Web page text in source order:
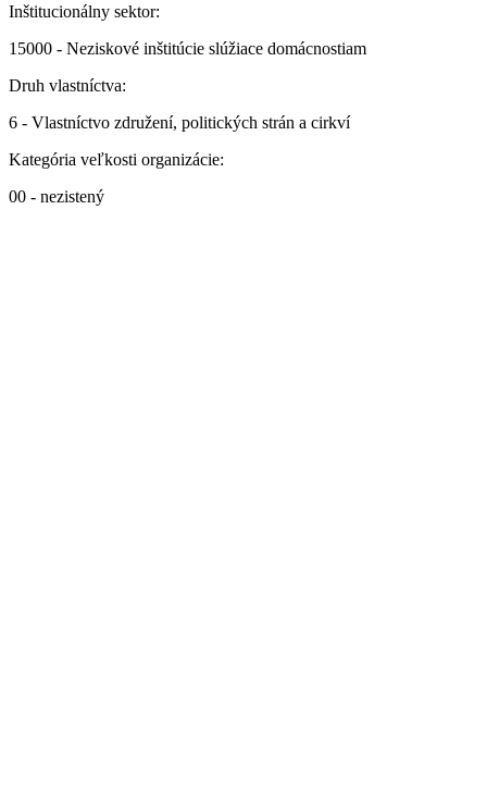
Inštitucionálny sektor:
15000 - Neziskové inštitúcie slúžiace domácnostiam
Druh vlastníctva:
6 - Vlastníctvo združení, politických strán a cirkví
Kategória veľkosti organizácie:
00 - nezistený